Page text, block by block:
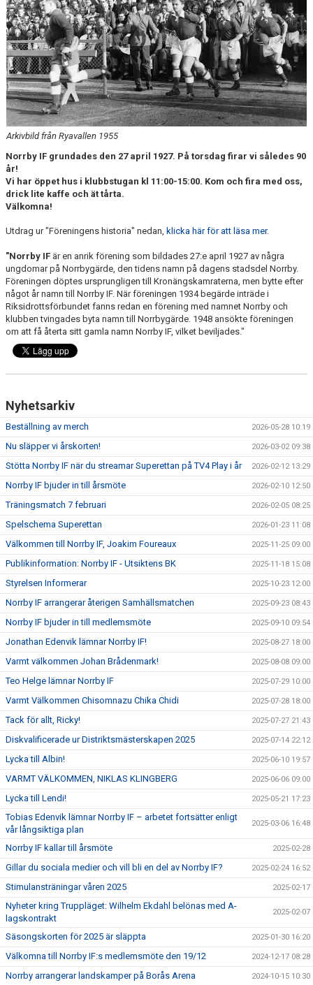
MATCHER
NÄRA NORRBY
VÄRDEGRUND
Arkivbild från Ryavallen 1955
Norrby IF grundades den 27 april 1927. På torsdag firar vi således 90
år!
Vi har öppet hus i klubbstugan kl 11:00-15:00. Kom och fira med oss,
drick lite kaffe och ät tårta.
Välkomna!
Utdrag ur "Föreningens historia" nedan, klicka här för att läsa mer.
"Norrby IF är en anrik förening som bildades 27:e april 1927 av några
ungdomar på Norrbygärde, den tidens namn på dagens stadsdel Norrby.
Föreningen döptes ursprungligen till Kronängskamraterna, men bytte efter
något år namn till Norrby IF. När föreningen 1934 begärde inträde i
Riksidrottsförbundet fanns redan en förening med namnet Norrby och
klubben tvingades byta namn till Norrbygärde. 1948 ansökte föreningen
om att få återta sitt gamla namn Norrby IF, vilket beviljades."
Nyhetsarkiv
Beställning av merch 2026-05-28 10:19
Nu släpper vi årskorten! 2026-03-02 09:38
Stötta Norrby IF när du streamar Superettan på TV4 Play i år 2026-02-12 13:29
Norrby IF bjuder in till årsmöte 2026-02-10 12:50
Träningsmatch 7 februari 2026-02-05 08:25
Spelschema Superettan 2026-01-23 11:08
Välkommen till Norrby IF, Joakim Foureaux 2025-11-25 09:00
Publikinformation: Norrby IF - Utsiktens BK 2025-11-18 15:08
Styrelsen Informerar 2025-10-23 12:00
Norrby IF arrangerar återigen Samhällsmatchen 2025-09-23 08:43
Norrby IF bjuder in till medlemsmöte 2025-09-10 09:54
Jonathan Edenvik lämnar Norrby IF! 2025-08-27 18:00
Varmt välkommen Johan Brådenmark! 2025-08-08 09:00
Teo Helge lämnar Norrby IF 2025-07-29 10:00
Varmt Välkommen Chisomnazu Chika Chidi 2025-07-28 18:00
Tack för allt, Ricky! 2025-07-27 21:43
Diskvalificerade ur Distriktsmästerskapen 2025 2025-07-14 22:12
Lycka till Albin! 2025-06-10 19:57
VARMT VÄLKOMMEN, NIKLAS KLINGBERG 2025-06-06 09:00
Lycka till Lendi! 2025-05-21 17:23
Tobias Edenvik lämnar Norrby IF – arbetet fortsätter enligt
vår långsiktiga plan
2025-03-06 16:48
Norrby IF kallar till årsmöte 2025-02-28
Gillar du sociala medier och vill bli en del av Norrby IF? 2025-02-24 16:52
Stimulansträningar våren 2025 2025-02-17
Nyheter kring Truppläget: Wilhelm Ekdahl belönas med A-
lagskontrakt
2025-02-07
Säsongskorten för 2025 är släppta 2025-01-30 16:20
Välkomna till Norrby IF:s medlemsmöte den 19/12 2024-12-17 08:28
Norrby arrangerar landskamper på Borås Arena 2024-10-15 10:30